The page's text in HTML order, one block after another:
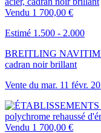
Vendu 1 700,00 €
Estimé 1.500 - 2.000
BREITLING
cadran noir brillant
Vente du mar. 11 févr.
Vendu 1 700,00 €